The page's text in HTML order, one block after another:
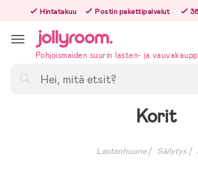
Hoppa
innehållet
Hintatakuu Postin pakettipalvelut
Tilaa arkisin ennen klo 13.00 – lähetämme
Pohjoismaiden suurin lasten- ja
Korit
Lastenhuone Säilytys